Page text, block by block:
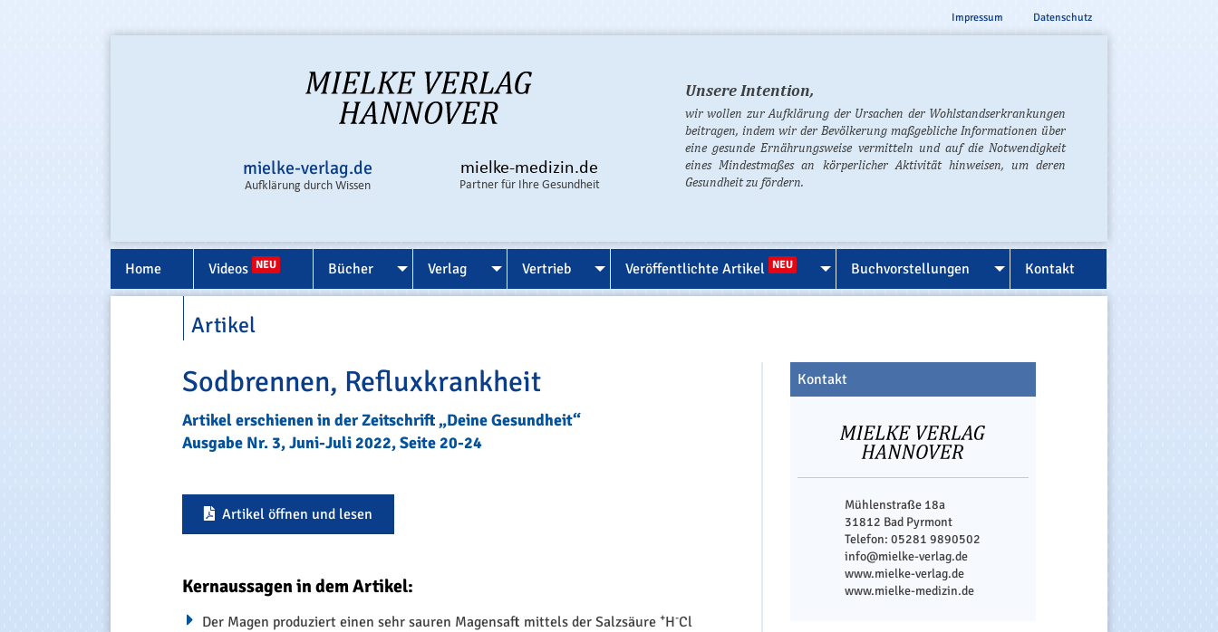
Impressum Datenschutz
mielke-verlag.de
Aufklärung durch Wissen
mielke-medizin.de
Partner für Ihre Gesundheit
Unsere Intention,
wir wollen zur Aufklärung der Ursachen der Wohlstandserkrankungen
beitragen, indem wir der Bevölkerung maßgebliche Informationen über
eine gesunde Ernährungsweise vermitteln und auf die Notwendigkeit
eines Mindestmaßes an körperlicher Aktivität hinweisen, um deren
Gesundheit zu fördern.
Home Videos NEU Bücher Verlag Vertrieb Veröffentlichte Artikel NEU Buchvorstellungen Kontakt
Artikel
Sodbrennen, Refluxkrankheit
Artikel erschienen in der Zeitschrift „Deine Gesundheit“
Ausgabe Nr. 3, Juni-Juli 2022, Seite 20-24
Artikel öffnen und lesen
Kernaussagen in dem Artikel:
Der Magen produziert einen sehr sauren Magensaft mittels der Salzsäure+H-Cl
Kontakt
Mühlenstraße 18a
31812 Bad Pyrmont
Telefon: 05281 9890502
info@mielke-verlag.de
www.mielke-verlag.de
www.mielke-medizin.de